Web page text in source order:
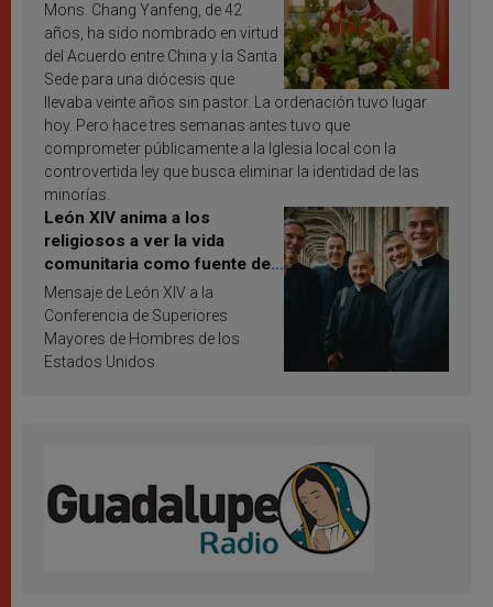
Mons. Chang Yanfeng, de 42
años, ha sido nombrado en virtud
del Acuerdo entre China y la Santa
Sede para una diócesis que
llevaba veinte años sin pastor. La ordenación tuvo lugar
hoy. Pero hace tres semanas antes tuvo que
comprometer públicamente a la Iglesia local con la
controvertida ley que busca eliminar la identidad de las
minorías.
León XIV anima a los
religiosos a ver la vida
comunitaria como fuente de
inspiración y santificación
Mensaje de León XIV a la
Conferencia de Superiores
Mayores de Hombres de los
Estados Unidos